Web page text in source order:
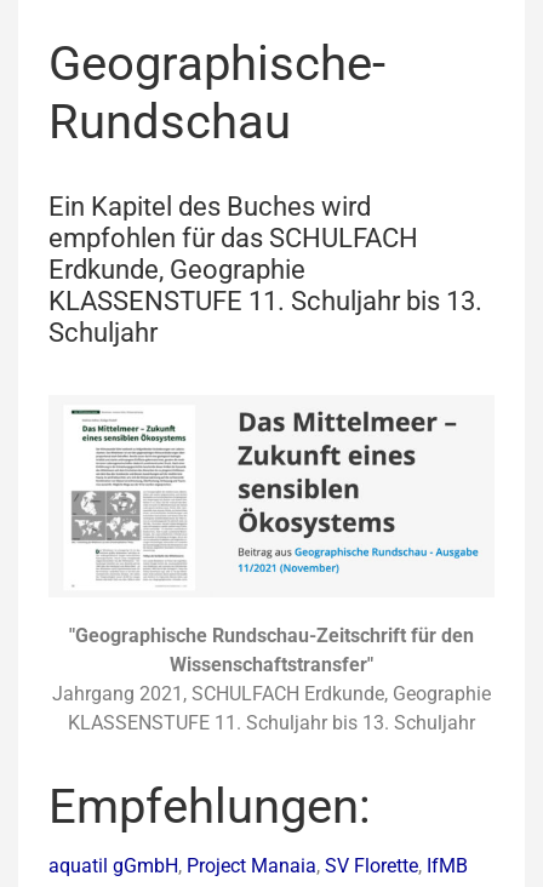
Geographische-
Rundschau
Ein Kapitel des Buches wird
empfohlen für das SCHULFACH
Erdkunde, Geographie
KLASSENSTUFE 11. Schuljahr bis 13.
Schuljahr
"Geographische Rundschau-Zeitschrift für den
Wissenschaftstransfer"
Jahrgang 2021, SCHULFACH Erdkunde, Geographie
KLASSENSTUFE 11. Schuljahr bis 13. Schuljahr
Empfehlungen:
aquatil gGmbH, Project Manaia, SV Florette, IfMB